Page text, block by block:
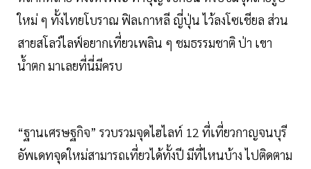
ใหม่ ๆ ทั้งไทยโบราณ ฟิลเกาหลี ญี่ปุ่น ไว้ลงโซเชียล ส่วน
สายสโลว์ไลฟ์อยากเที่ยวเพลิน ๆ ชมธรรมชาติ ป่า เขา
น้ำตก มาเลยที่นี่มีครบ
“ฐานเศรษฐกิจ” รวบรวมจุดไฮไลท์ 12 ที่เที่ยวกาญจนบุรี
อัพเดทจุดใหม่สามารถเที่ยวได้ทั้งปี มีที่ไหนบ้าง ไปติดตาม